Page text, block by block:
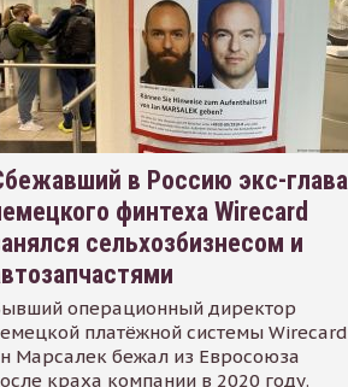
в Россию экс-глава
финтеха Wirecard
сельхозбизнесом и
операционный директор
платёжной системы Wirecard
Марсалек бежал из Евросоюза
краха компании в 2020 году.